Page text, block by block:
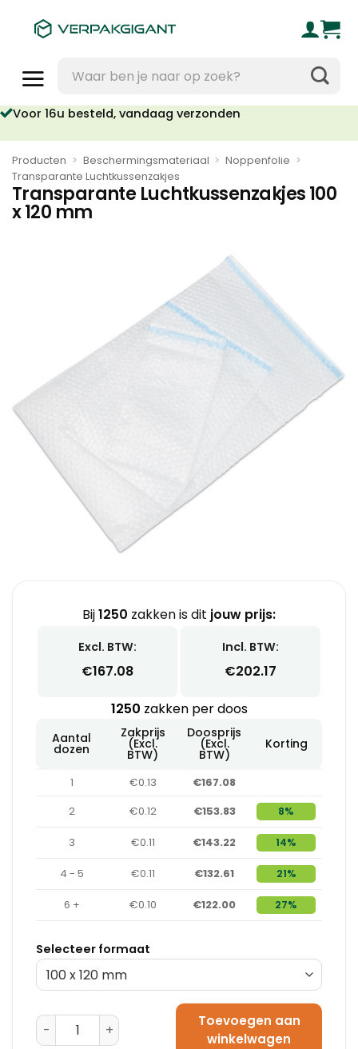
naar:
Voor 16u besteld, vandaag verzonden
Producten > Beschermingsmateriaal > Noppenfolie >
Transparante Luchtkussenzakjes
Transparante Luchtkussenzakjes 100
x 120 mm
Bij1250 zakken is dit jouw prijs:
Excl. BTW:
€167.08
Incl. BTW:
€202.17
1250 zakken per doos
Aantal
dozen
Zakprijs
(Excl.
BTW)
Doosprijs
(Excl.
BTW)
Korting
1 €0.13
€167.08
2
€0.12 €153.83 8%
3 €0.11 €143.22 14%
4 - 5 €0.11 €132.61 21%
6 + €0.10 €122.00 27%
Selecteer formaat
Transparante Luchtkussenzakjes 100 x 120 mm
Toevoegen aan
winkelwagen